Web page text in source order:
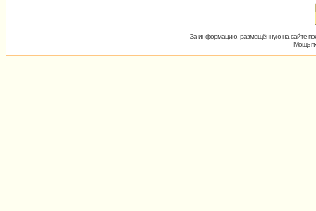
За информацию, размещённую на сайте
Мощь